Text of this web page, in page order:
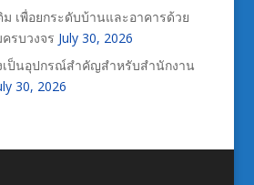
ม เพื่อยกระดับบ้านและอาคารด้วย
รบวงจร July 30, 2026
เป็นอุปกรณ์สำคัญสำหรับสำนักงาน
30, 2026